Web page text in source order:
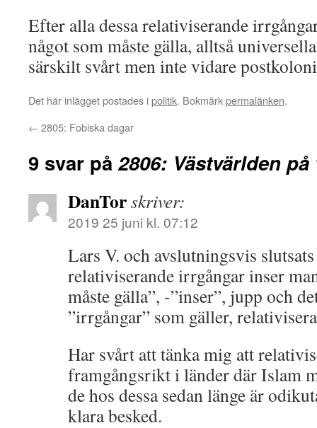
Efter alla dessa relativiserande
något som måste gälla, alltså
särskilt svårt men inte vidare
Det här inlägget postades ipolitik. Bokmärkpermalänken.
← 2805: Fobiska dagar
9 svar på2806: Västvärlden
DanTorskriver:
2019 25 juni kl. 07:12
Lars V. och avslutningsvis
relativiserande irrgångar inser
måste gälla”, -”inser”, jupp och
”irrgångar” som gäller,
Har svårt att tänka mig att
framgångsrikt i länder där Islam
de hos dessa sedan länge är
klara besked.